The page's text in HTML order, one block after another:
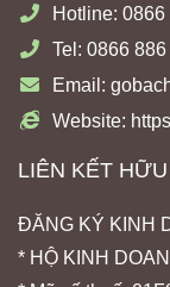
Hotline:
Tel: 0866
Email:
Website:
LIÊN KẾT
ĐĂNG KÝ KINH
* HỘ KINH